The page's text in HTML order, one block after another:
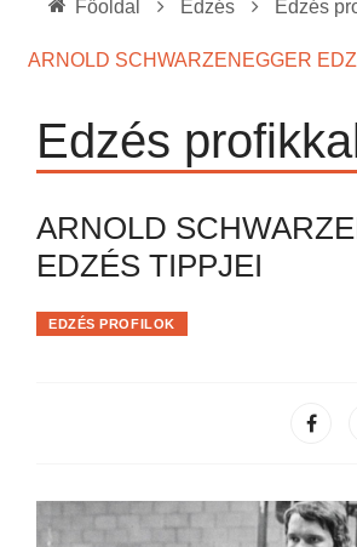
Főoldal Edzés Edzés
ARNOLD SCHWARZENEGGER
Edzés
ARNOLD
EDZÉS TIPPJEI
EDZÉS PROFILOK